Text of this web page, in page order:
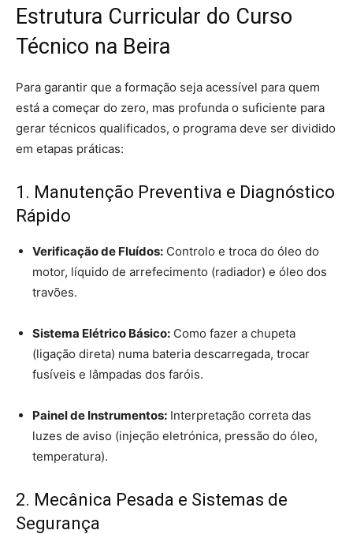
Estrutura Curricular do Curso
Técnico na Beira
Para garantir que a formação seja acessível para quem
está a começar do zero, mas profunda o suficiente para
gerar técnicos qualificados, o programa deve ser dividido
em etapas práticas:
1. Manutenção Preventiva e Diagnóstico
Rápido
Verificação de Fluídos: Controlo e troca do óleo do
motor, líquido de arrefecimento (radiador) e óleo dos
travões.
Sistema Elétrico Básico: Como fazer a chupeta
(ligação direta) numa bateria descarregada, trocar
fusíveis e lâmpadas dos faróis.
Painel de Instrumentos: Interpretação correta das
luzes de aviso (injeção eletrónica, pressão do óleo,
temperatura).
2. Mecânica Pesada e Sistemas de
Segurança